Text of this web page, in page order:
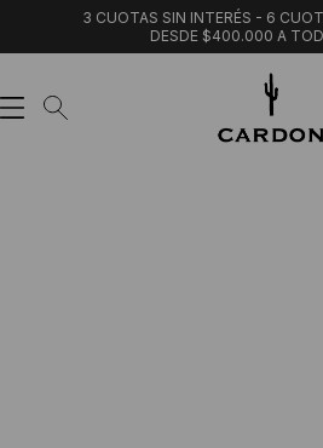
3 CUOTAS SIN INTERÉS - 6
DESDE $400.000 A